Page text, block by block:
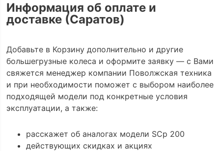
Информация об оплате и
доставке (Саратов)
Добавьте в Корзину дополнительно и другие
большегрузные колеса и оформите заявку — с Вами
свяжется менеджер компании Поволжская техника
и при необходимости поможет с выбором наиболее
подходящей модели под конкретные условия
эксплуатации, а также:
расскажет об аналогах модели SCp 200
действующих скидках и акциях